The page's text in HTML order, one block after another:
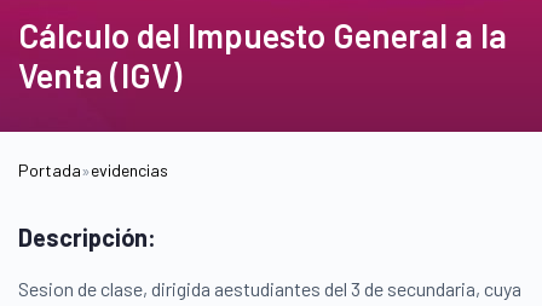
Cálculo del Impuesto General a la
Venta (IGV)
Portada»evidencias
Descripción:
Sesion de clase, dirigida aestudiantes del 3 de secundaria, cuya